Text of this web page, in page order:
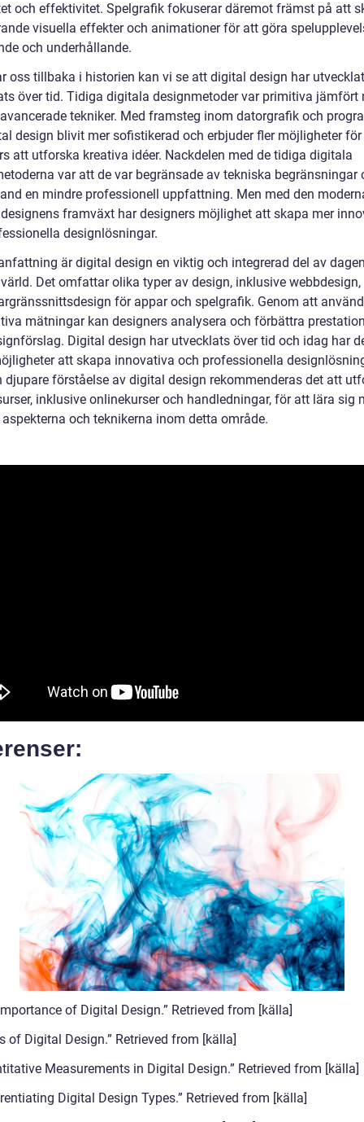
och effektivitet. Spelgrafik fokuserar däremot främst på att
visuella effekter och animationer för att göra
och underhållande.
oss tillbaka i historien kan vi se att digital design har
över tid. Tidiga digitala designmetoder var primitiva jämfört
tekniker. Med framsteg inom datorgrafik och
design blivit mer sofistikerad och erbjuder fler möjligheter för
att utforska kreativa idéer. Nackdelen med de tidiga digitala
var att de var begränsade av tekniska begränsningar
en mindre professionell uppfattning. Men med den
framväxt har designers möjlighet att skapa mer
designlösningar.
är digital design en viktig och integrerad del av
Det omfattar olika typer av design, inklusive webbdesign,
för appar och spelgrafik. Genom att
mätningar kan designers analysera och förbättra
Digital design har utvecklats över tid och idag har
att skapa innovativa och professionella
djupare förståelse av digital design rekommenderas det att
inklusive onlinekurser och handledningar, för att lära sig
och teknikerna inom detta område.
of Digital Design.” Retrieved from [källa]
of Digital Design.” Retrieved from [källa]
Measurements in Digital Design.” Retrieved from [källa]
Digital Design Types.” Retrieved from [källa]